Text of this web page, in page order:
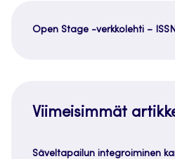
Open Stage -verkkolehti –
Viimeisimmät
Säveltapailun integroiminen